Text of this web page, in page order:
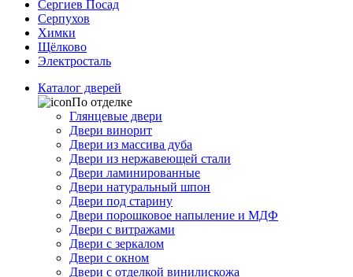
Сергиев Посад
Серпухов
Химки
Щёлково
Электросталь
Каталог дверей
По отделке
Глянцевые двери
Двери винорит
Двери из массива дуба
Двери из нержавеющей стали
Двери ламинированные
Двери натуральный шпон
Двери под старину
Двери порошковое напыление и МДФ
Двери с витражами
Двери с зеркалом
Двери с окном
Двери с отделкой винилискожа